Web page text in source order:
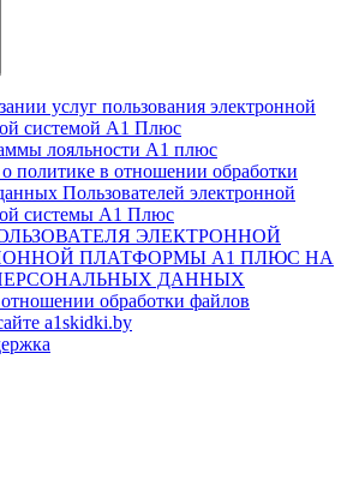
услуг пользования электронной
системой А1 Плюс
лояльности А1 плюс
в отношении обработки
Пользователей электронной
системы А1 Плюс
ЭЛЕКТРОННОЙ
ПЛАТФОРМЫ А1 ПЛЮС НА
ДАННЫХ
обработки файлов
a1skidki.by